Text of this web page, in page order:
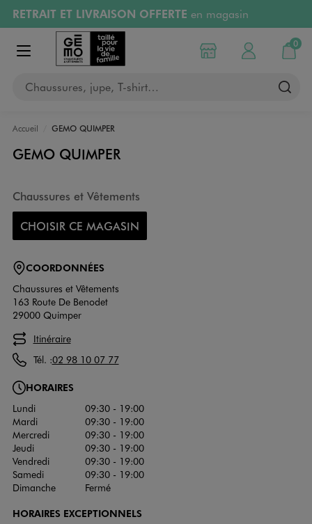
Aller au contenu principal
Aller à la navigation
RETRAIT ET LIVRAISON OFFERTE en magasin
Retours OFFERTSpendant 30 jours
PAYEZ EN 3x SANS FRAIS
RÉSERVATION GRATUITE
Afficher le menu
Chaussures, jupe, T-shirt…
Choisir mon magasin
Mon compte
0
Mon
Accueil GEMO QUIMPER
GEMO QUIMPER
Chaussures et Vêtements
CHOISIR CE MAGASIN
COORDONNÉES
Chaussures et Vêtements
163 Route De Benodet
29000 Quimper
Itinéraire
Tél. :02 98 10 07 77
HORAIRES
Lundi
09:30 - 19:00
Mardi
09:30 - 19:00
Mercredi
09:30 - 19:00
Jeudi
09:30 - 19:00
Vendredi
09:30 - 19:00
Samedi
09:30 - 19:00
Dimanche
Fermé
HORAIRES EXCEPTIONNELS